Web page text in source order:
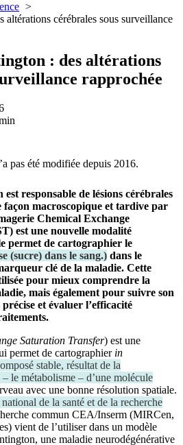
cérébrales sous surveillance
: des altérations
rapprochée
pas été modifiée depuis 2016.
responsable de lésions cérébrales
façon macroscopique et tardive par
Chemical Exchange
est une nouvelle modalité
permet de cartographier le
(sucre) dans le sang.) dans le
clé de la maladie. Cette
pour mieux comprendre la
mais également pour suivre son
et évaluer l’efficacité
Saturation Transfer) est une
permet de cartographier in
stable, résultat de la
le métabolisme – d’une molécule
avec une bonne résolution spatiale.
de la santé et de la recherche
commun CEA/Inserm (MIRCen,
vient de l’utiliser dans un modèle
une maladie neurodégénérative